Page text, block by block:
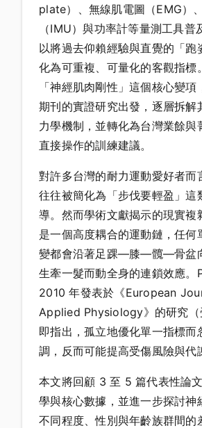
plate）、無線肌電圖（EMG）
（IMU）與功率計等量測工具普
以將過去仰賴經驗與直覺的「跑
化為可重複、可量化的客觀指標
「神經肌肉剛性」這個核心變項
期刊的實證研究出發，逐層拆解
力學機制，並轉化為台灣業餘與
直接操作的訓練建議。
對許多台灣的耐力運動愛好者而
往往被簡化為「步伐要輕盈」這
導。然而學術文獻揭示的現實複
是一個高度耦合的運動鏈，任何
變都會沿著足踝—膝—髖—骨盆
生牽一髮而動全身的連鎖效應。
2010 年發表於《European
Applied Physiology》的研究（
即指出，孤立地優化單一指標而
調，反而可能提高受傷風險與代
本文將回顧 3 至 5 篇代表性論
學與核心數據，並進一步探討神
不同程度、性別與年齡族群間的